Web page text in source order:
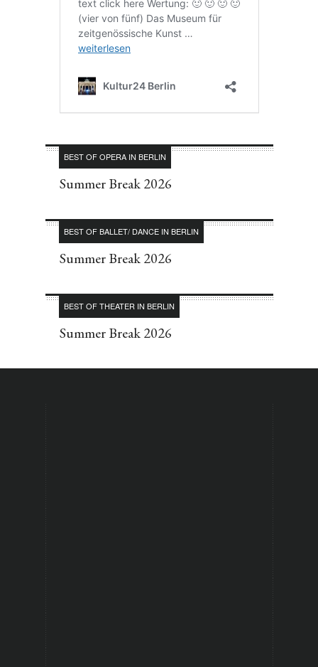
BEST OF OPERA IN BERLIN
Summer Break 2026
BEST OF BALLET/ DANCE IN BERLIN
Summer Break 2026
BEST OF THEATER IN BERLIN
Summer Break 2026